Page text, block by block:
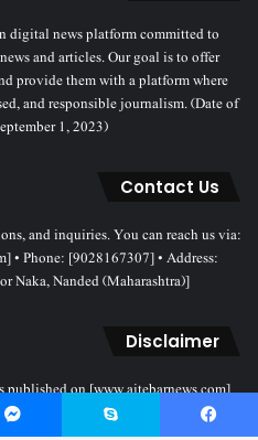
digital news platform committed to
and articles. Our goal is to offer
provide them with a platform where
and responsible journalism. (Date of
1, 2023)
Contact Us
and inquiries. You can reach us via:
• Phone: [9028167307] • Address:
Naka, Nanded (Maharashtra)]
Disclaimer
published on [www.aitebarnews.com]
opinions of the authors. These views